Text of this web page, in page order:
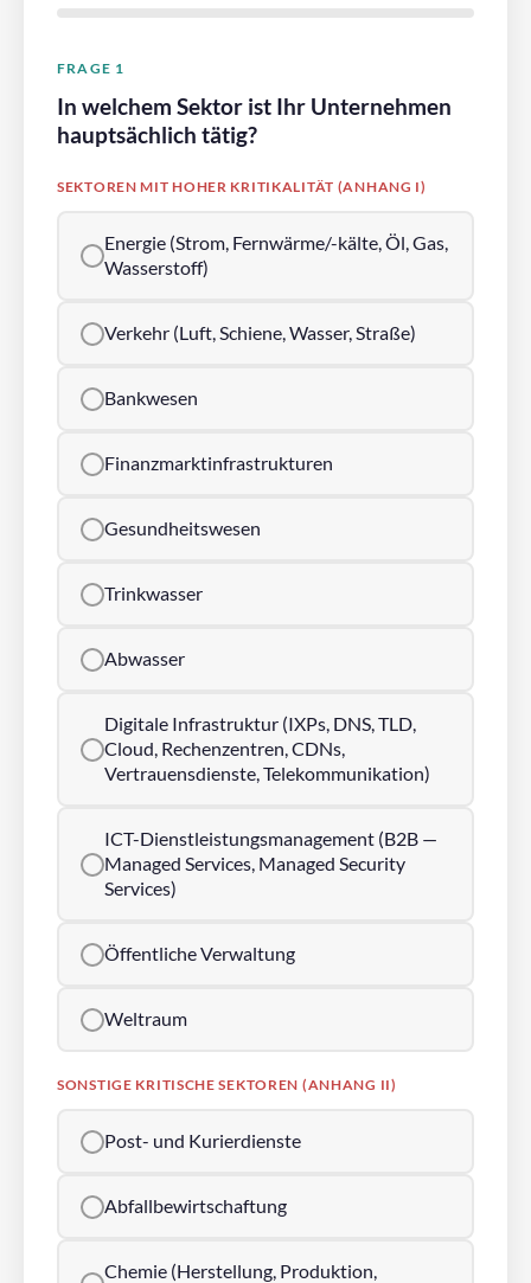
FRAGE 1
In welchem Sektor ist Ihr Unternehmen
hauptsächlich tätig?
SEKTOREN MIT HOHER KRITIKALITÄT (ANHANG I)
Energie (Strom, Fernwärme/-kälte, Öl, Gas,
Wasserstoff)
Verkehr (Luft, Schiene, Wasser, Straße)
Bankwesen
Finanzmarktinfrastrukturen
Gesundheitswesen
Trinkwasser
Abwasser
Digitale Infrastruktur (IXPs, DNS, TLD,
Cloud, Rechenzentren, CDNs,
Vertrauensdienste, Telekommunikation)
ICT-Dienstleistungsmanagement (B2B —
Managed Services, Managed Security
Services)
Öffentliche Verwaltung
Weltraum
SONSTIGE KRITISCHE SEKTOREN (ANHANG II)
Post- und Kurierdienste
Abfallbewirtschaftung
Chemie (Herstellung, Produktion,